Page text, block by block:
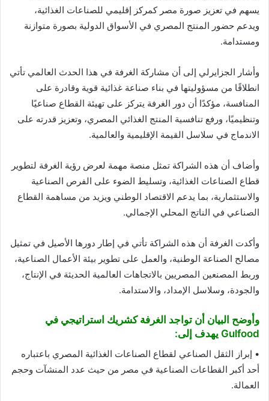
يسهم في تعزيز صورة مصر كمركز إقليمي للصناعات الغذائية،
ويدعم حضور المنتج المصري في الأسواق الدولية بصورة متوازنة
ومستدامة.
وأشار الجزايرلي إلى أن مشاركة الغرفة في هذا الحدث العالمي تأتي
انطلاقًا من مسؤوليتها في بناء صناعة غذائية قوية وقادرة على
المنافسة، مؤكدًا أن دور الغرفة يتركز على تهيئة القطاع صناعيًا
وتنظيميًا، ورفع تنافسية المنتج الغذائي المصري، وتعزيز قدرته على
الاندماج في سلاسل القيمة الإقليمية والعالمية.
وأضاف أن هذه الشراكة تمثل منصة مهمة لعرض رؤية الغرفة لتطوير
قطاع الصناعات الغذائية، وتسليط الضوء على الفرص الصناعية
والاستثمارية، بما يدعم الاقتصاد الوطني ويزيد من مساهمة القطاع
الصناعي في الناتج المحلي الإجمالي.
وأكدت الغرفة أن هذه الشراكة تأتي في إطار دورها الأصيل في تمثيل
مصالح الصناعة الوطنية، والعمل على تطوير بيئة الأعمال الصناعية،
وربط المصنعين المصريين بالاتجاهات العالمية الحديثة في الإنتاج،
والجودة، وسلاسل الإمداد، والاستدامة.
وأوضح البيان أن تواجد الغرفة كشريك استراتيجي في
Gulfood يهدف إلى:
• إبراز الثقل الصناعي لقطاع الصناعات الغذائية المصري باعتباره
أحد أكبر القطاعات الصناعية في مصر من حيث عدد المنشآت وحجم
العمالة.